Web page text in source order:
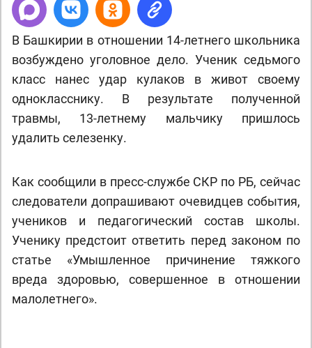
В Башкирии в отношении 14-летнего школьника
возбуждено уголовное дело. Ученик седьмого
класс нанес удар кулаков в живот своему
однокласснику. В результате полученной
травмы, 13-летнему мальчику пришлось
удалить селезенку.
Как сообщили в пресс-службе СКР по РБ, сейчас
следователи допрашивают очевидцев события,
учеников и педагогический состав школы.
Ученику предстоит ответить перед законом по
статье «Умышленное причинение тяжкого
вреда здоровью, совершенное в отношении
малолетнего».